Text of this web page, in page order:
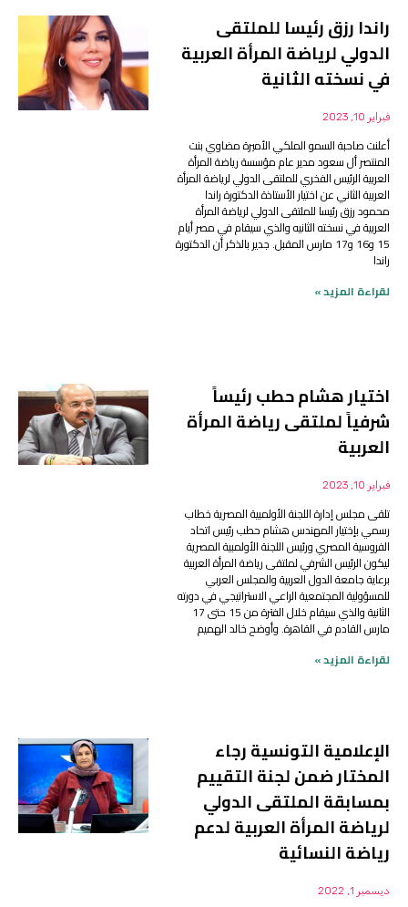
راندا رزق رئيسا للملتقى
الدولي لرياضة المرأة العربية
في نسخته الثانية
فبراير 10, 2023
أعلنت صاحبة السمو الملكي الأميرة مضاوي بنت
المنتصر أل سعود مدير عام مؤسسة رياضة المرأة
العربية الرئيس الفخري للملتقى الدولي لرياضة المرأة
العربية الثاني عن اختيار الأستاذة الدكتورة راندا
محمود رزق رئيسا للملتقى الدولي لرياضة المرأة
العربية في نسخته الثانيه والذي سيقام في مصر أيام
15 و16 و17 مارس المقبل. جدير بالذكر أن الدكتورة
راندا
لقراءة المزيد »
اختيار هشام حطب رئيساً
شرفياً لملتقى رياضة المرأة
العربية
فبراير 10, 2023
تلقى مجلس إدارة اللجنة الأولمبية المصرية خطاب
رسمي بإختيار المهندس هشام حطب رئيس اتحاد
الفروسية المصري ورئيس اللجنة الأولمبية المصرية
ليكون الرئيس الشرفي لملتقى رياضة المرأة العربية
برعاية جامعة الدول العربية والمجلس العربي
للمسؤولية المجتمعية الراعي الاستراتيجي في دورته
الثانية والذي سيقام خلال الفترة من 15 حتى 17
مارس القادم في القاهرة. وأوضح خالد الهميم
لقراءة المزيد »
الإعلامية التونسية رجاء
المختار ضمن لجنة التقييم
بمسابقة الملتقى الدولي
لرياضة المرأة العربية لدعم
رياضة النسائية
ديسمبر 1, 2022